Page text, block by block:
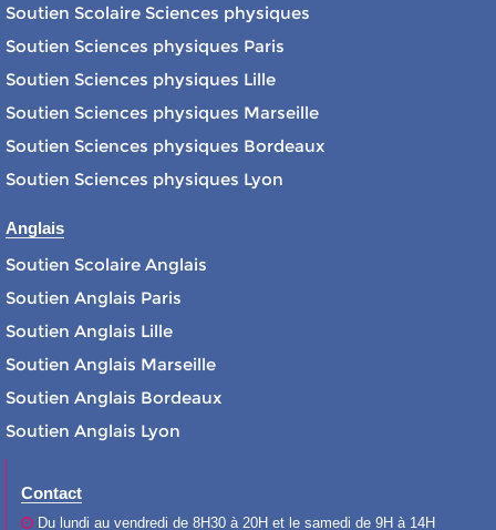
Soutien Scolaire Sciences physiques
Soutien Sciences physiques Paris
Soutien Sciences physiques Lille
Soutien Sciences physiques Marseille
Soutien Sciences physiques Bordeaux
Soutien Sciences physiques Lyon
Anglais
Soutien Scolaire Anglais
Soutien Anglais Paris
Soutien Anglais Lille
Soutien Anglais Marseille
Soutien Anglais Bordeaux
Soutien Anglais Lyon
Contact
Du lundi au vendredi de 8H30 à 20H et le samedi de 9H à 14H